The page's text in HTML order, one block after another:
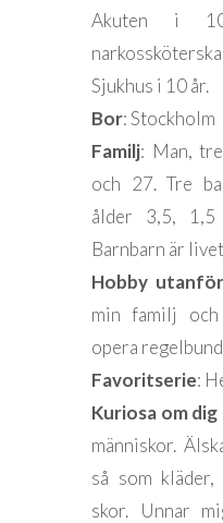
Akuten i
Sjukhus i 10 år.
Bor: Stockholm
Familj: Man,
och 27. Tre
ålder 3,5,
Barnbarn är
Hobby
min familj och
opera
Favoritserie:
Kuriosa om dig
människor.
så som kläder,
skor. Unnar